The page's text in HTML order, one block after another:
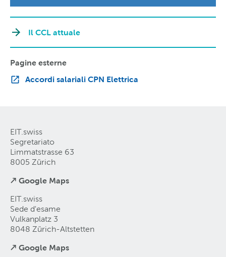
Il CCL attuale
Pagine esterne
Accordi salariali CPN Elettrica
EIT.swiss
Segretariato
Limmatstrasse 63
8005 Zürich
↗ Google Maps
EIT.swiss
Sede d'esame
Vulkanplatz 3
8048 Zürich-Altstetten
↗ Google Maps